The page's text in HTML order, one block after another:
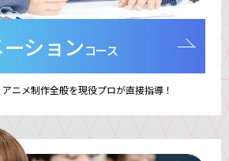
ションコース
ニメ制作全般を現役プロが直接指導！